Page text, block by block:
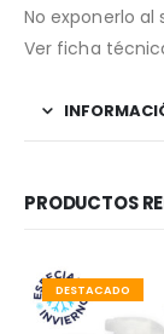
No exponerlo al
Ver ficha
PRODUCTOS
DESTACADO